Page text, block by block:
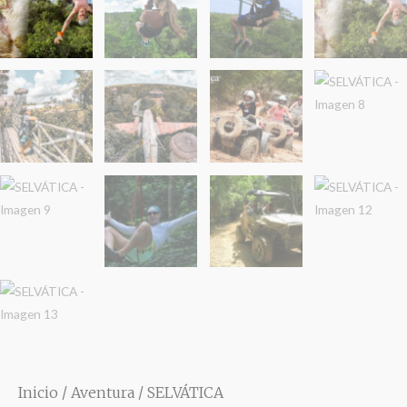
Inicio / Aventura / SELVÁTICA